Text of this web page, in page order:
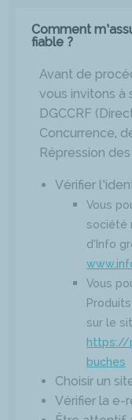
Comment
fiable ?
Avant de
vous invitons à
DGCCRF
Concurrence,
Répression
Vérifier
Vous
société
d’Info
Vous
sur le
https://
buches
Choisir un
Vérifier la e-